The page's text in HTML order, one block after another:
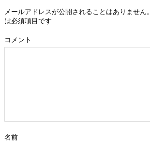
メールアドレスが公開されることはありません。
は必須項目です
コメント
名前